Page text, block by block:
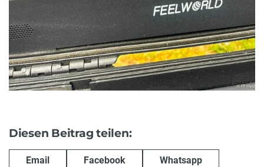
Diesen Beitrag teilen:
Email Facebook Whatsapp